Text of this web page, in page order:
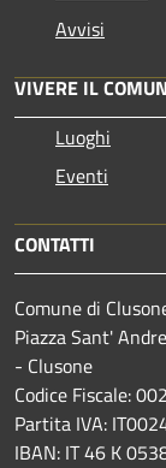
Avvisi
VIVERE IL
Luoghi
Eventi
CONTATTI
Comune di
Piazza Sant'
- Clusone
Codice Fiscale:
Partita IVA:
IBAN: IT 46 K